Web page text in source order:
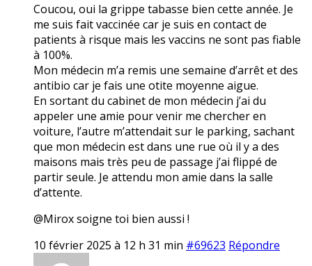
Coucou, oui la grippe tabasse bien cette année. Je
me suis fait vaccinée car je suis en contact de
patients à risque mais les vaccins ne sont pas fiable
à 100%.
Mon médecin m’a remis une semaine d’arrêt et des
antibio car je fais une otite moyenne aigue.
En sortant du cabinet de mon médecin j’ai du
appeler une amie pour venir me chercher en
voiture, l’autre m’attendait sur le parking, sachant
que mon médecin est dans une rue où il y a des
maisons mais très peu de passage j’ai flippé de
partir seule. Je attendu mon amie dans la salle
d’attente.
@Mirox soigne toi bien aussi !
10 février 2025 à 12 h 31 min #69623 Répondre